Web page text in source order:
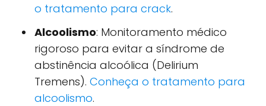
o tratamento para crack.
Alcoolismo: Monitoramento médico
rigoroso para evitar a síndrome de
abstinência alcoólica (Delirium
Tremens). Conheça o tratamento para
alcoolismo.